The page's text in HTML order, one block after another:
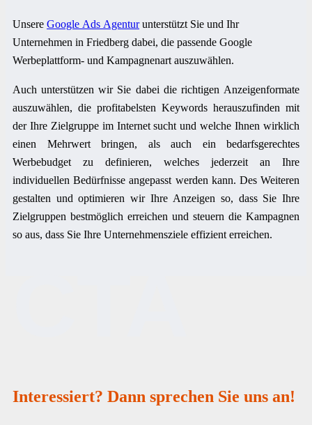
Unsere Google Ads Agenturunterstützt Sie und Ihr
Unternehmen in Friedberg dabei, die passende Google
Werbeplattform- und Kampagnenart auszuwählen.
Auch unterstützen wir Sie dabei die richtigen Anzeigenformate
auszuwählen, die profitabelsten Keywords herauszufinden mit
der Ihre Zielgruppe im Internet sucht und welche Ihnen wirklich
einen Mehrwert bringen, als auch ein bedarfsgerechtes
Werbebudget zu definieren, welches jederzeit an Ihre
individuellen Bedürfnisse angepasst werden kann. Des Weiteren
gestalten und optimieren wir Ihre Anzeigen so, dass Sie Ihre
Zielgruppen bestmöglich erreichen und steuern die Kampagnen
so aus, dass Sie Ihre Unternehmensziele effizient erreichen.
Interessiert? Dann sprechen Sie uns an!